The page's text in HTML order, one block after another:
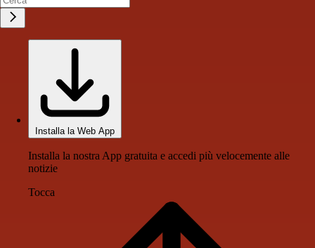
Installa la Web App
Installa la nostra App gratuita e accedi più velocemente alle
notizie
Tocca